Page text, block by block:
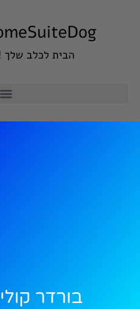
בורדר